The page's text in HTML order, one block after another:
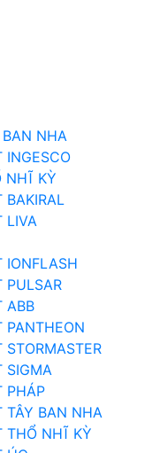
NHA
INGESCO
NHĨ KỲ
BAKIRAL
LIVA
IONFLASH
PULSAR
ABB
PANTHEON
STORMASTER
SIGMA
PHÁP
TÂY BAN NHA
THỔ NHĨ KỲ